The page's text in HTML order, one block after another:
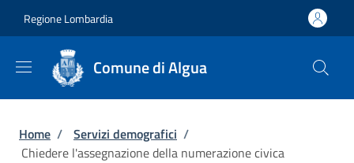
Regione Lombardia
Comune di Algua
Briciole di pane
Home / Servizi demografici /
Chiedere l'assegnazione della numerazione civica